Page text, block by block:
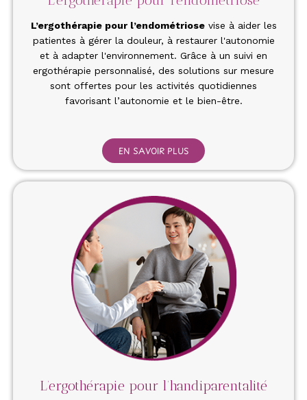
L’ergothérapie pour l’endométriosevise à aider les
patientes à gérer la douleur, à restaurer l'autonomie
et à adapter l'environnement. Grâce à un suivi en
ergothérapie personnalisé, des solutions sur mesure
sont offertes pour les activités quotidiennes
favorisant l’autonomie et le bien-être.
EN SAVOIR PLUS
L’ergothérapie pour l’handiparentalité